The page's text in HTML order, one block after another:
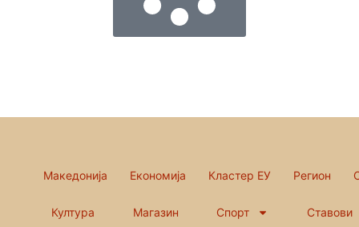
Македонија Економија Кластер ЕУ Регион
Култура Магазин Спорт Ставови